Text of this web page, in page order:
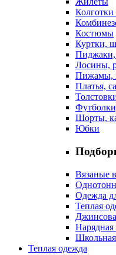
Колготки
Костюмы
Куртки,
Пиджаки,
Лосины,
Пижамы,
Платья,
Шорты,
Юбки
Вязаные
Одежда
Теплая
Нарядная
Теплая одежда